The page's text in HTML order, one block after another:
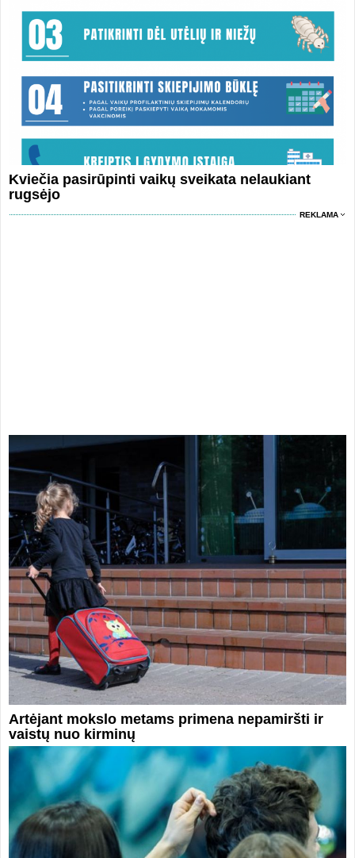
Kviečia pasirūpinti vaikų sveikata nelaukiant
rugsėjo
REKLAMA
Artėjant mokslo metams primena nepamiršti ir
vaistų nuo kirminų